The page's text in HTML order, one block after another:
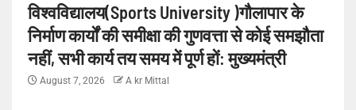
विश्वविद्यालय(Sports University )गौलापार के
निर्माण कार्यों की समीक्षा की गुणवत्ता से कोई समझौता
नहीं, सभी कार्य तय समय में पूर्ण हों: मुख्यमंत्री
August 7, 2026 A kr Mittal